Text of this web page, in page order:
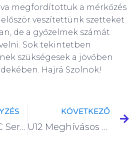
megfordítottuk a mérkőzés
először veszítettünk szetteket
de a győzelmek számát
Sok tekintetben
szükségesek a jövőben
Hajrá Szolnok!
Szolnoki SPC Serdülő Korosztály Fiú Röplabda Csapat 2021.12.05.
KÖVETKEZŐ
U12 Meghívásos felkészülési torna Érden